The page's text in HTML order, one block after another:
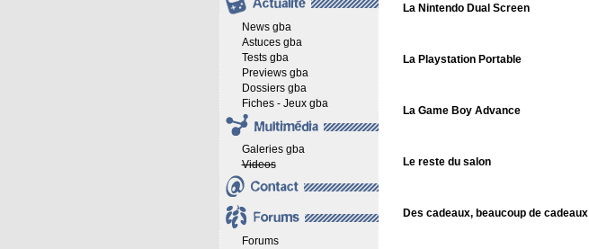
News gba
Astuces gba
Tests gba
Previews gba
Dossiers gba
Fiches - Jeux gba
Galeries gba
Videos
Forums
La Nintendo Dual Screen
La Playstation Portable
La Game Boy Advance
Le reste du salon
Des cadeaux, beaucoup de cadeaux